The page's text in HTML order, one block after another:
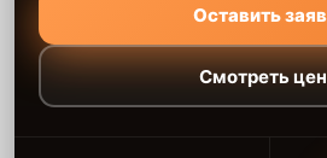
Оставить
Смотреть